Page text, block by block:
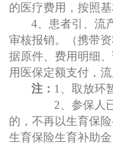
的医疗费用，按照
4、患者引、流
审核报销。（携带
据原件、费用明细
用医保定额支付，
注： 1、取放环
2、参保人
的，不再以生育保
生育保险生育补助